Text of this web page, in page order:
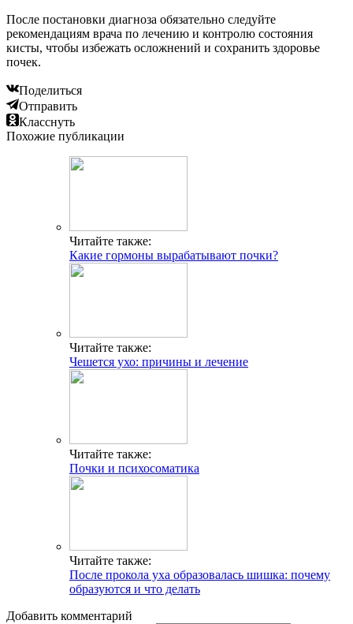
После постановки диагноза обязательно следуйте
рекомендациям врача по лечению и контролю состояния
кисты, чтобы избежать осложнений и сохранить здоровье
почек.
Поделиться
Отправить
Класснуть
Похожие публикации
Читайте также:
Какие гормоны вырабатывают почки?
Читайте также:
Чешется ухо: причины и лечение
Читайте также:
Почки и психосоматика
Читайте также:
После прокола уха образовалась шишка: почему
образуются и что делать
Добавить комментарий